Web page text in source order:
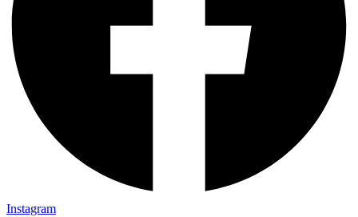
Instagram